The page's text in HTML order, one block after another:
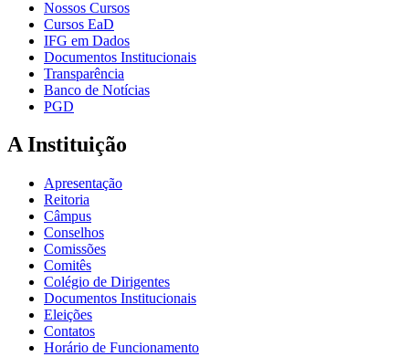
Nossos Cursos
Cursos EaD
IFG em Dados
Documentos Institucionais
Transparência
Banco de Notícias
PGD
A Instituição
Apresentação
Reitoria
Câmpus
Conselhos
Comissões
Comitês
Colégio de Dirigentes
Documentos Institucionais
Eleições
Contatos
Horário de Funcionamento